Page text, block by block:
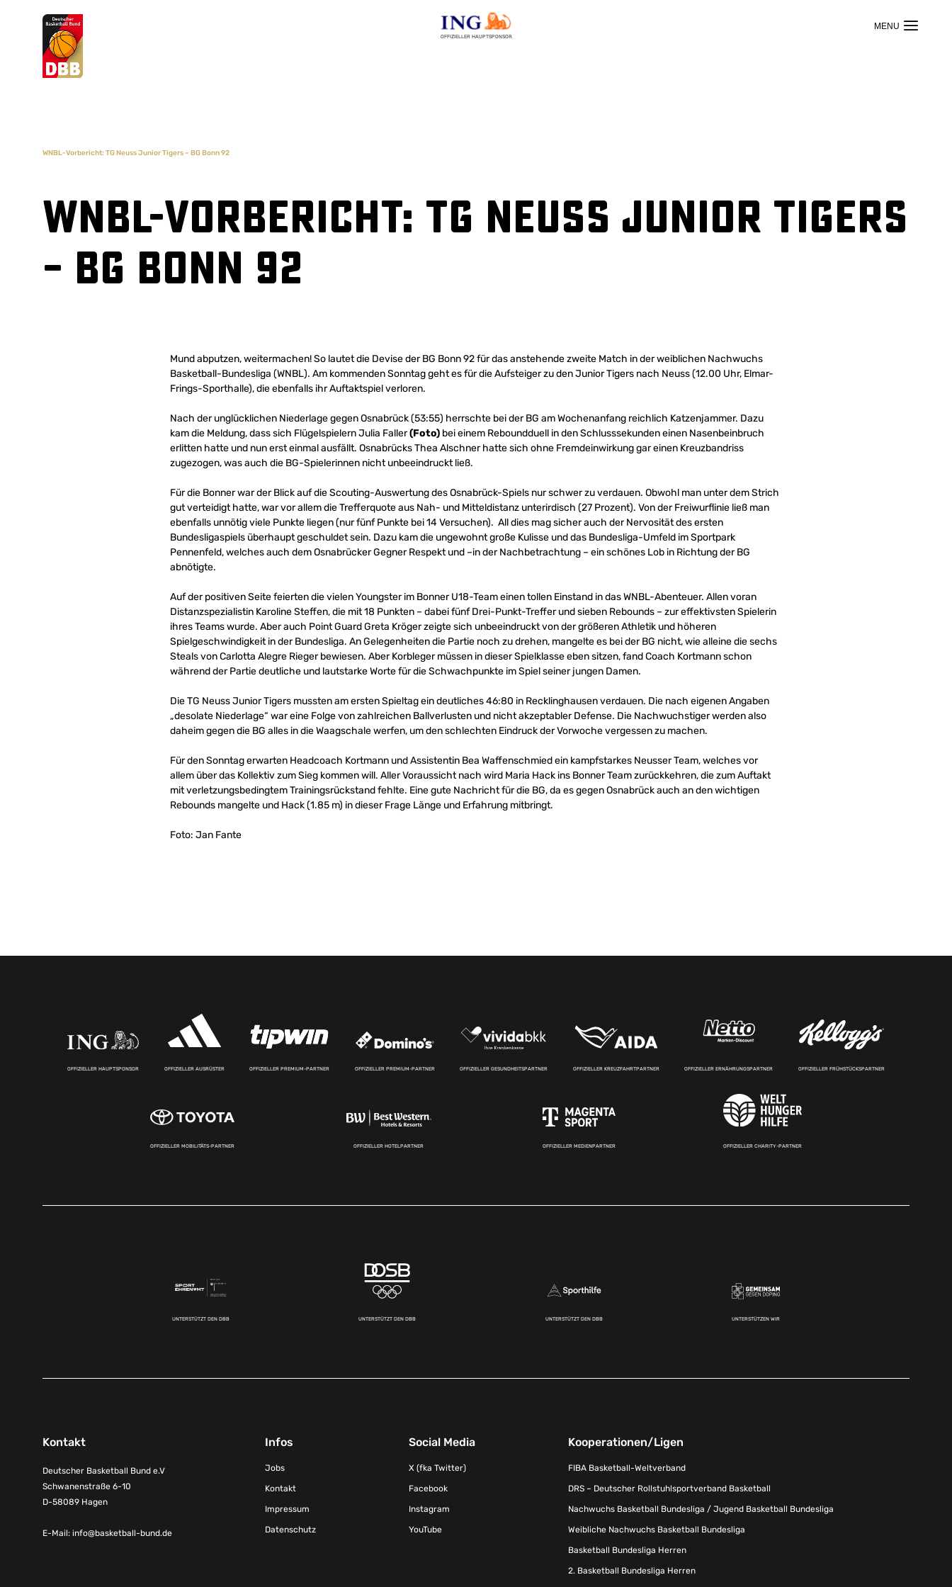
OFFIZIELLER HAUPTSPONSOR
Suchvorschläge
WNBL-Vorbericht: TG Neuss Junior Tigers – BG Bonn 92
WNBL-Vorbericht: TG Neuss Junior Tigers
– BG Bonn 92
Mund abputzen, weitermachen! So lautet die Devise der BG Bonn 92 für das anstehende zweite Match in der weiblichen Nachwuchs
Basketball-Bundesliga (WNBL). Am kommenden Sonntag geht es für die Aufsteiger zu den Junior Tigers nach Neuss (12.00 Uhr, Elmar-
Frings-Sporthalle), die ebenfalls ihr Auftaktspiel verloren.
Nach der unglücklichen Niederlage gegen Osnabrück (53:55) herrschte bei der BG am Wochenanfang reichlich Katzenjammer. Dazu
kam die Meldung, dass sich Flügelspielern Julia Faller(Foto) bei einem Reboundduell in den Schlusssekunden einen Nasenbeinbruch
erlitten hatte und nun erst einmal ausfällt. Osnabrücks Thea Alschner hatte sich ohne Fremdeinwirkung gar einen Kreuzbandriss
zugezogen, was auch die BG-Spielerinnen nicht unbeeindruckt ließ.
Für die Bonner war der Blick auf die Scouting-Auswertung des Osnabrück-Spiels nur schwer zu verdauen. Obwohl man unter dem Strich
gut verteidigt hatte, war vor allem die Trefferquote aus Nah- und Mitteldistanz unterirdisch (27 Prozent). Von der Freiwurflinie ließ man
ebenfalls unnötig viele Punkte liegen (nur fünf Punkte bei 14 Versuchen). All dies mag sicher auch der Nervosität des ersten
Bundesligaspiels überhaupt geschuldet sein. Dazu kam die ungewohnt große Kulisse und das Bundesliga-Umfeld im Sportpark
Pennenfeld, welches auch dem Osnabrücker Gegner Respekt und –in der Nachbetrachtung – ein schönes Lob in Richtung der BG
abnötigte.
Auf der positiven Seite feierten die vielen Youngster im Bonner U18-Team einen tollen Einstand in das WNBL-Abenteuer. Allen voran
Distanzspezialistin Karoline Steffen, die mit 18 Punkten – dabei fünf Drei-Punkt-Treffer und sieben Rebounds – zur effektivsten Spielerin
ihres Teams wurde. Aber auch Point Guard Greta Kröger zeigte sich unbeeindruckt von der größeren Athletik und höheren
Spielgeschwindigkeit in der Bundesliga. An Gelegenheiten die Partie noch zu drehen, mangelte es bei der BG nicht, wie alleine die sechs
Steals von Carlotta Alegre Rieger bewiesen. Aber Korbleger müssen in dieser Spielklasse eben sitzen, fand Coach Kortmann schon
während der Partie deutliche und lautstarke Worte für die Schwachpunkte im Spiel seiner jungen Damen.
Die TG Neuss Junior Tigers mussten am ersten Spieltag ein deutliches 46:80 in Recklinghausen verdauen. Die nach eigenen Angaben
„desolate Niederlage“ war eine Folge von zahlreichen Ballverlusten und nicht akzeptabler Defense. Die Nachwuchstiger werden also
daheim gegen die BG alles in die Waagschale werfen, um den schlechten Eindruck der Vorwoche vergessen zu machen.
Für den Sonntag erwarten Headcoach Kortmann und Assistentin Bea Waffenschmied ein kampfstarkes Neusser Team, welches vor
allem über das Kollektiv zum Sieg kommen will. Aller Voraussicht nach wird Maria Hack ins Bonner Team zurückkehren, die zum Auftakt
mit verletzungsbedingtem Trainingsrückstand fehlte. Eine gute Nachricht für die BG, da es gegen Osnabrück auch an den wichtigen
Rebounds mangelte und Hack (1.85 m) in dieser Frage Länge und Erfahrung mitbringt.
Foto: Jan Fante
OFFIZIELLER HAUPTSPONSOR OFFIZIELLER AUSRÜSTER OFFIZIELLER PREMIUM-PARTNER OFFIZIELLER PREMIUM-PARTNER OFFIZIELLER GESUNDHEITSPARTNER OFFIZIELLER KREUZFAHRTPARTNER OFFIZIELLER ERNÄHRUNGSPARTNER OFFIZIELLER FRÜHSTÜCKSPARTNER
OFFIZIELLER MOBILITÄTS-PARTNER OFFIZIELLER HOTELPARTNER OFFIZIELLER MEDIENPARTNER OFFIZIELLER CHARITY-PARTNER
UNTERSTÜTZT DEN DBB UNTERSTÜTZT DEN DBB UNTERSTÜTZT DEN DBB UNTERSTÜTZEN WIR
Kontakt
Deutscher Basketball Bund e.V
Schwanenstraße 6-10
D-58089 Hagen
E-Mail: info@basketball-bund.de
Infos
Jobs
Kontakt
Impressum
Datenschutz
Social Media
X (fka Twitter)
Facebook
Instagram
YouTube
Kooperationen/Ligen
FIBA Basketball-Weltverband
DRS – Deutscher Rollstuhlsportverband Basketball
Nachwuchs Basketball Bundesliga / Jugend Basketball Bundesliga
Weibliche Nachwuchs Basketball Bundesliga
Basketball Bundesliga Herren
2. Basketball Bundesliga Herren